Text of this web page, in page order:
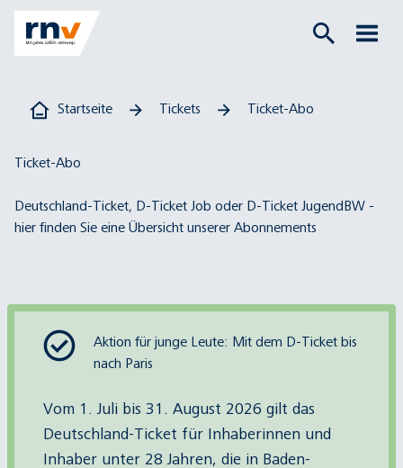
Startseite Tickets Ticket-Abo
Ticket-Abo
Deutschland-Ticket, D-Ticket Job oder D-Ticket JugendBW -
hier finden Sie eine Übersicht unserer Abonnements
Aktion für junge Leute: Mit dem D-Ticket bis
nach Paris
Vom 1. Juli bis 31. August 2026 gilt das
Deutschland-Ticket für Inhaberinnen und
Inhaber unter 28 Jahren, die in Baden-